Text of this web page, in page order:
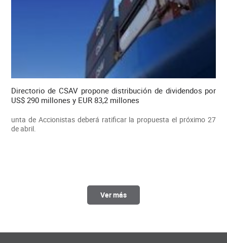
Directorio de CSAV propone distribución de dividendos por
US$ 290 millones y EUR 83,2 millones
unta de Accionistas deberá ratificar la propuesta el próximo 27
de abril.
Ver más